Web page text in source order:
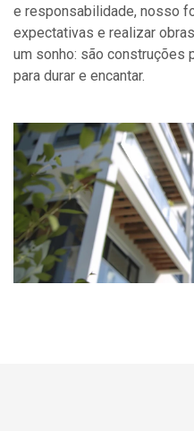
e responsabilidade, nosso
expectativas e realizar
um sonho: são construções
para durar e encantar.